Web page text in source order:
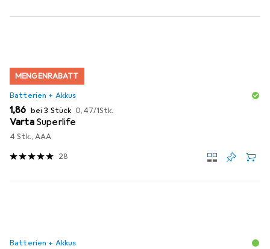
MENGENRABATT
Batterien + Akkus
EUR
1,86 bei 3 Stück EUR
0,47/1Stk.
Varta Superlife
4 Stk., AAA
28
Batterien + Akkus